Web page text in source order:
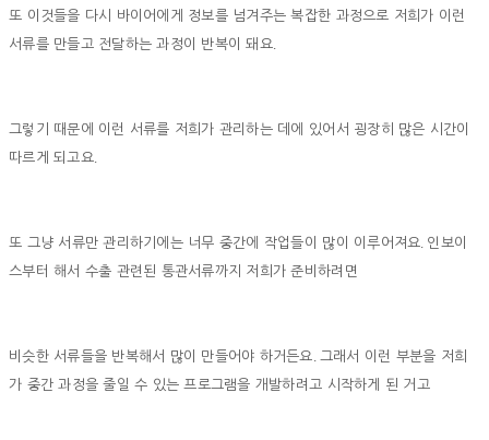
또 이것들을 다시 바이어에게 정보를 넘겨주는 복잡한 과정으로 저희가 이런
서류를 만들고 전달하는 과정이 반복이 돼요.
그렇기 때문에 이런 서류를 저희가 관리하는 데에 있어서 굉장히 많은 시간이
따르게 되고요.
또 그냥 서류만 관리하기에는 너무 중간에 작업들이 많이 이루어져요. 인보이
스부터 해서 수출 관련된 통관서류까지 저희가 준비하려면
비슷한 서류들을 반복해서 많이 만들어야 하거든요. 그래서 이런 부분을 저희
가 중간 과정을 줄일 수 있는 프로그램을 개발하려고 시작하게 된 거고